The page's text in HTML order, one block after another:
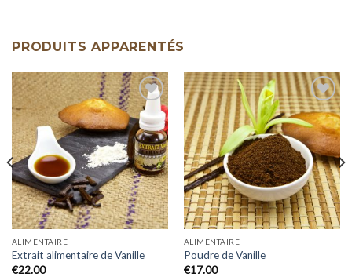
PRODUITS APPARENTÉS
Add to
wishlist
ALIMENTAIRE
Extrait alimentaire de Vanille
€22.00
Add to
wishlist
ALIMENTAIRE
Poudre de Vanille
€17.00